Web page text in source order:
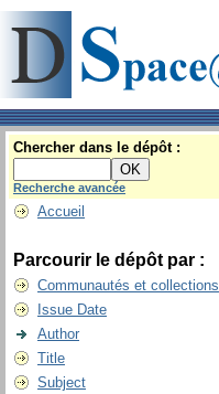
Chercher dans le dépôt :
Recherche avancée
Accueil
Parcourir le dépôt par :
Communautés et collections
Issue Date
Author
Title
Subject